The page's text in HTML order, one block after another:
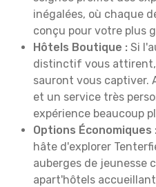
inégalées, où chaque
conçu pour votre plus
Hôtels Boutique : Si
distinctif vous
sauront vous captiver.
et un service très
expérience beaucoup
Options Économiques :
hâte d'explorer
auberges de jeunesse
apart'hôtels